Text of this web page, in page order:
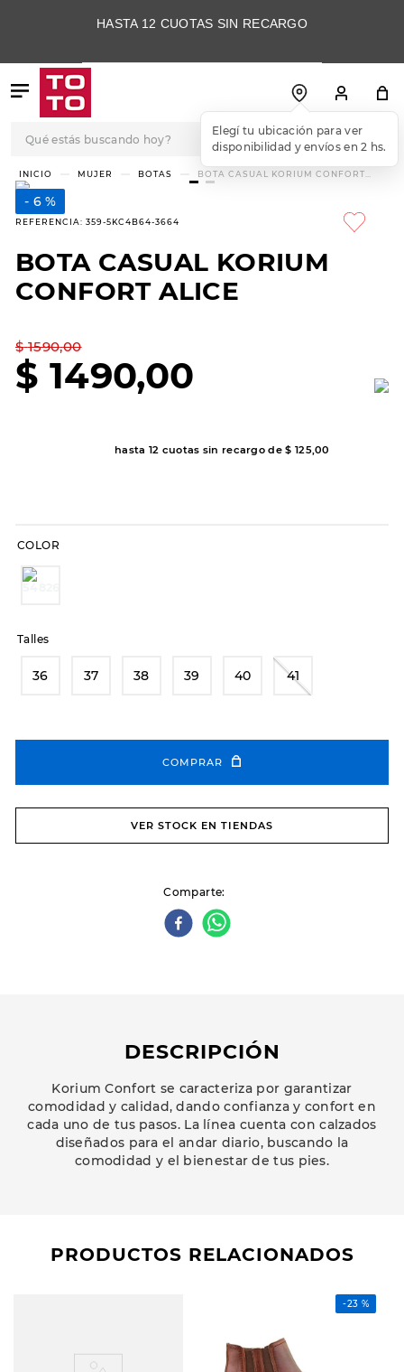
HASTA 12 CUOTAS SIN RECARGO
Elegí tu ubicación para ver
disponibilidad y envíos en 2 hs.
MUJER BOTAS
BOTA CASUAL KORIUM CONFORT
ALICE
6 %
REFERENCIA: 359-5KC4B64-3664
BOTA CASUAL KORIUM
CONFORT ALICE
$ 1590,00
$ 1490,00
hasta 12 cuotas sin recargo de$ 125,00
COLOR
Talles
36 37 38 39 40 41
COMPRAR
VER STOCK EN TIENDAS
Comparte
DESCRIPCIÓN
Korium Confort se caracteriza por garantizar
comodidad y calidad, dando confianza y confort en
cada uno de tus pasos. La línea cuenta con calzados
diseñados para el andar diario, buscando la
comodidad y el bienestar de tus pies.
PRODUCTOS RELACIONADOS
-23 %
TÉRMINOS MÁS
BUSCADOS
3.
skechers slip-ins